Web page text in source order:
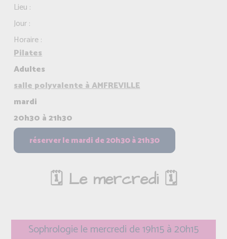
Lieu :
Jour :
Horaire :
Pilates
Adultes
salle polyvalente à AMFREVILLE
mardi
20h30 à 21h30
🗓️ Le mercredi 🗓️
Sophrologie le mercredi de 19h15 à 20h15